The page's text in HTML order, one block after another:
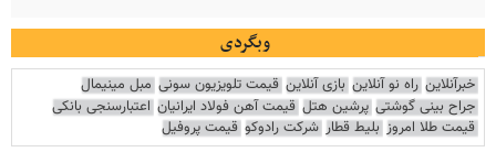
وبگردی
خبرآنلاین راه نو آنلاین بازی آنلاین قیمت تلویزیون سونی مبل مینیمال
جراح بینی گوشتی پرشین هتل قیمت آهن فولاد ایرانیان اعتبارسنجی بانکی
قیمت طلا امروز بلیط قطار شرکت رادوکو قیمت پروفیل